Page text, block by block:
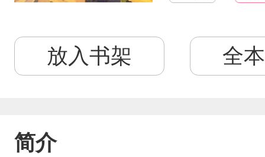
放入书架 全
简介